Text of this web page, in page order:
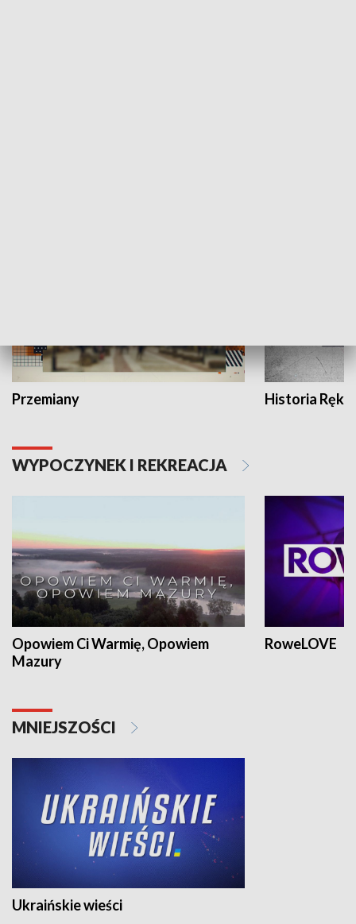
Przemiany Historia Ręką
WYPOCZYNEK I REKREACJA
Opowiem Ci Warmię, Opowiem
Mazury
RoweLOVE
MNIEJSZOŚCI
Ukraińskie wieści